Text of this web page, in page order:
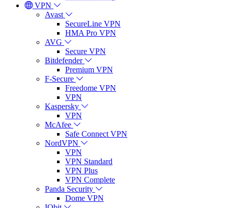
VPN
Avast
SecureLine VPN
HMA Pro VPN
AVG
Secure VPN
Bitdefender
Premium VPN
F-Secure
Freedome VPN
VPN
Kaspersky
VPN
McAfee
Safe Connect VPN
NordVPN
VPN
VPN Standard
VPN Plus
VPN Complete
Panda Security
Dome VPN